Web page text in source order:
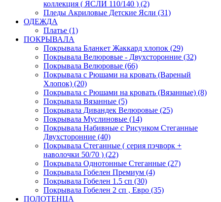
коллекция ( ЯСЛИ 110/140 ) (2)
Пледы Акриловые Детские Ясли (31)
ОДЕЖДА
Платье (1)
ПОКРЫВАЛА
Покрывала Бланкет Жаккард хлопок (29)
Покрывала Велюровые - Двухсторонние (32)
Покрывала Велюровые (66)
Покрывала с Рюшами на кровать (Вареный
Хлопок) (20)
Покрывала с Рюшами на кровать (Вязанные) (8)
Покрывала Вязанные (5)
Покрывала Дивандек Велюровые (25)
Покрывала Муслиновые (14)
Покрывала Набивные с Рисунком Стеганные
Двухсторонние (40)
Покрывала Стеганные ( серия пэчворк +
наволочки 50/70 ) (22)
Покрывала Однотонные Стеганные (27)
Покрывала Гобелен Премиум (4)
Покрывала Гобелен 1.5 сп (30)
Покрывала Гобелен 2 сп , Евро (35)
ПОЛОТЕНЦА